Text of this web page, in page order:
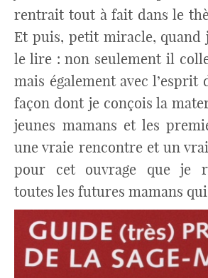
rentrait tout à fait dans le
Et puis, petit miracle, quand
le lire : non seulement il
mais également avec l’esprit
façon dont je conçois la
jeunes mamans et les
une vraie rencontre et un
pour cet ouvrage que je
toutes les futures mamans